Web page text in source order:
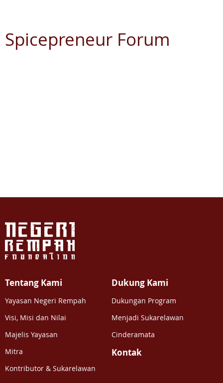
Spicepreneur Forum
Tentang Kami
Yayasan Negeri Rempah
Visi, Misi dan Nilai
Majelis Yayasan
Mitra
Kontributor & Sukarelawan
Dukung Kami
Dukungan Program
Menjadi Sukarelawan
Cinderamata
Kontak